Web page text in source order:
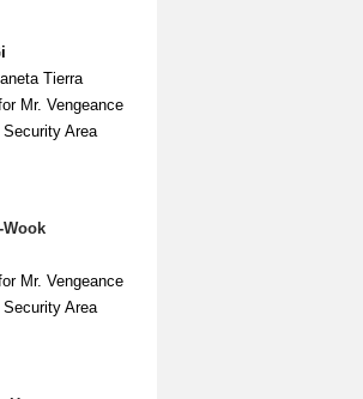
Tierra
Mr. Vengeance
Area
Wook
Mr. Vengeance
Area